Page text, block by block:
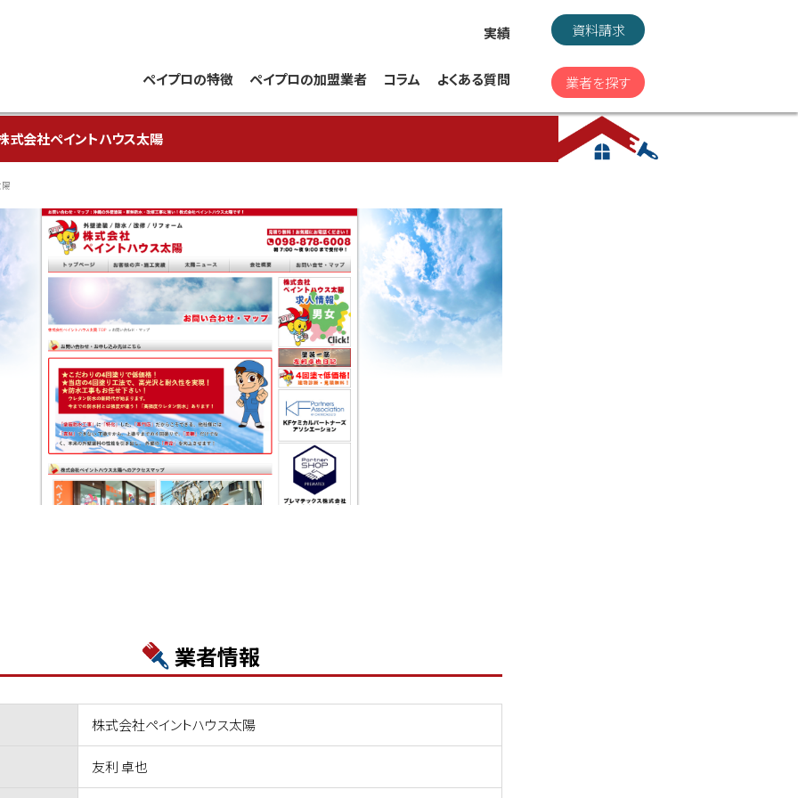
実績
ペイプロの特徴 ペイプロの加盟業者 コラム よくある質問
資料請求
業者を探す
式会社ペイントハウス太陽
業者情報
株式会社ペイントハウス太陽
友利 卓也